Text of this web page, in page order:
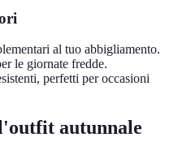
al tuo abbigliamento.
le giornate fredde.
perfetti per occasioni
autunnale